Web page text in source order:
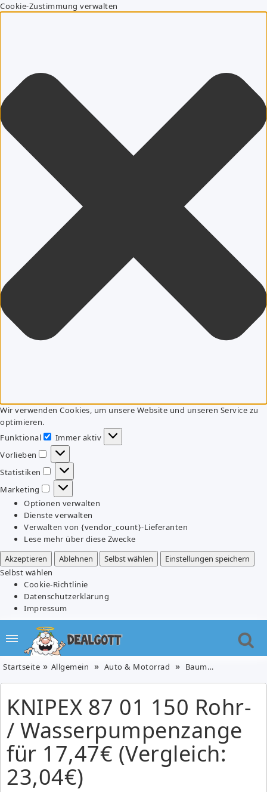
Cookie-Zustimmung verwalten
Wir verwenden Cookies, um unsere Website und unseren Service zu
optimieren.
Funktional
Funktional
Immer aktiv
Vorlieben
Vorlieben
Statistiken
Statistiken
Marketing
Marketing
Optionen verwalten
Dienste verwalten
Verwalten von {vendor_count}-Lieferanten
Lese mehr über diese Zwecke
Akzeptieren
Ablehnen Selbst wählen
Einstellungen speichern
Selbst wählen
Cookie-Richtlinie
Datenschutzerklärung
Impressum
Startseite Allgemein Auto & Motorrad Baumarkt
KNIPEX 87 01 150 Rohr-
/ Wasserpumpenzange
für 17,47€ (Vergleich:
23,04€)